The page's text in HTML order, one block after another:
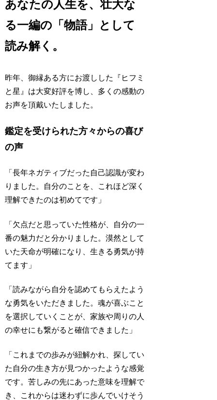
あなたの人生を、壮大な
る一編の「物語」として
読み解く。
昨年、御縁ある方にお渡しした『ヒフミ
と星』は大変好評を博し、多くの感動の
お声を頂戴いたしました。
鑑定を受けられた方々からの喜び
の声
「長年ネガティブだった自己認識が変わ
りました。自分のことを、これほど深く
理解できたのは初めてです」
「欠点だと思っていた性格が、自分の一
番の魅力だと分かりました。漠然として
いた天命が明確になり、生きる勇気が持
てます」
「読みながら自分を認めてもらえたよう
な勇気をいただきました。魂が喜ぶこと
を選択していくことが、家族や周りの人
の幸せにも繋がると確信できました」
「これまでの歩みが紐解かれ、探してい
た自分の生き方が見つかったような感覚
です。苦しみの先にあった意味を理解で
き、これからは迷わずに歩んでいけそう